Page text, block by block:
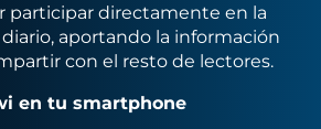
participar directamente en la
aportando la información
con el resto de lectores.
en tu smartphone